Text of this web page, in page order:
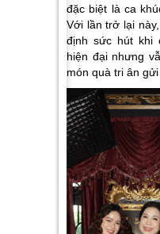
đặc biệt là ca
Với lần trở lại
định sức hút khi
hiện đại nhưng
món quà tri ân